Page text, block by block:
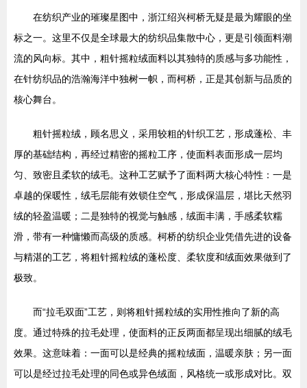
在纺织产业的璀璨星图中，浙江绍兴柯桥无疑是最为耀眼的坐
标之一。这里不仅是全球最大的纺织品集散中心，更是引领面料潮
流的风向标。其中，粗针摇粒绒面料以其独特的质感与多功能性，
在针纺织品的浩瀚海洋中独树一帜，而柯桥，正是其创新与品质的
核心舞台。
粗针摇粒绒，顾名思义，采用较粗的针织工艺，形成蓬松、丰
厚的基础结构，再经过精密的摇粒工序，使面料表面形成一层均
匀、致密且柔软的绒毛。这种工艺赋予了面料两大核心特性：一是
卓越的保暖性，绒毛层能有效锁住空气，形成保温层，堪比天然羽
绒的轻盈温暖；二是独特的视觉与触感，绒面丰满，手感柔软糯
滑，带有一种慵懒而高级的质感。柯桥的纺织企业凭借先进的设备
与精湛的工艺，将粗针摇粒绒的蓬松度、柔软度和绒面效果做到了
极致。
而“拉毛双面”工艺，则将粗针摇粒绒的实用性推向了新的高
度。通过特殊的拉毛处理，使面料的正反两面都呈现出细腻的绒毛
效果。这意味着：一面可以是经典的摇粒绒面，温暖亲肤；另一面
可以是经过拉毛处理的同色或异色绒面，风格统一或形成对比。双